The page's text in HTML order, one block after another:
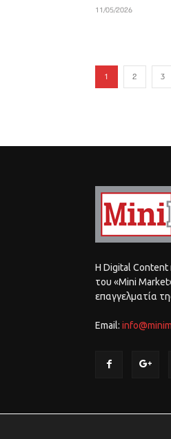
11/05/2026
1 2 3
Η Digital Content
του «Mini
επαγγελματία
Email: